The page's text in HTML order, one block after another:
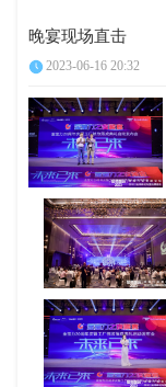
晚宴现场直击
2023-06-16 20:32